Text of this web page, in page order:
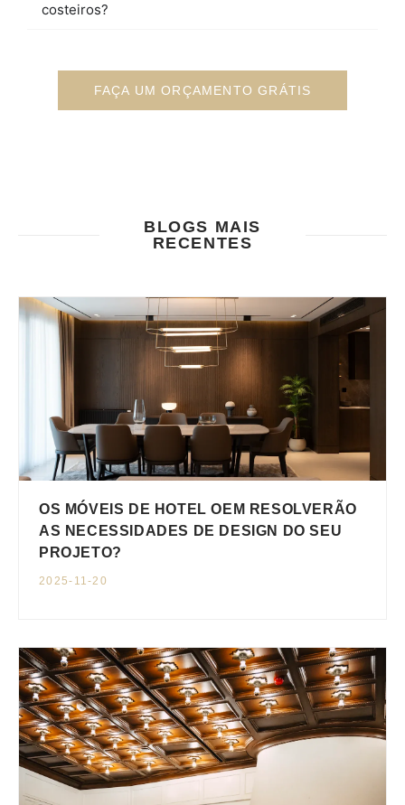
costeiros?
FAÇA UM ORÇAMENTO GRÁTIS
BLOGS MAIS
RECENTES
OS MÓVEIS DE HOTEL OEM RESOLVERÃO
AS NECESSIDADES DE DESIGN DO SEU
PROJETO?
2025-11-20